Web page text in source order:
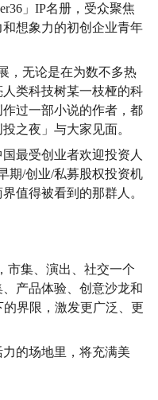
」IP名册，受众聚焦
想象力的初创企业青年
，无论是在为数不多热
类科技树某一枝桠的科
过一部小说的作者，都
之夜」与大家见面。
最受创业者欢迎投资人
期/创业/私募股权投资机
值得被看到的那群人。
市集、演出、社交一个
产品体验、创意沙龙和
的界限，激发更广泛、更
的场地里，将充满美